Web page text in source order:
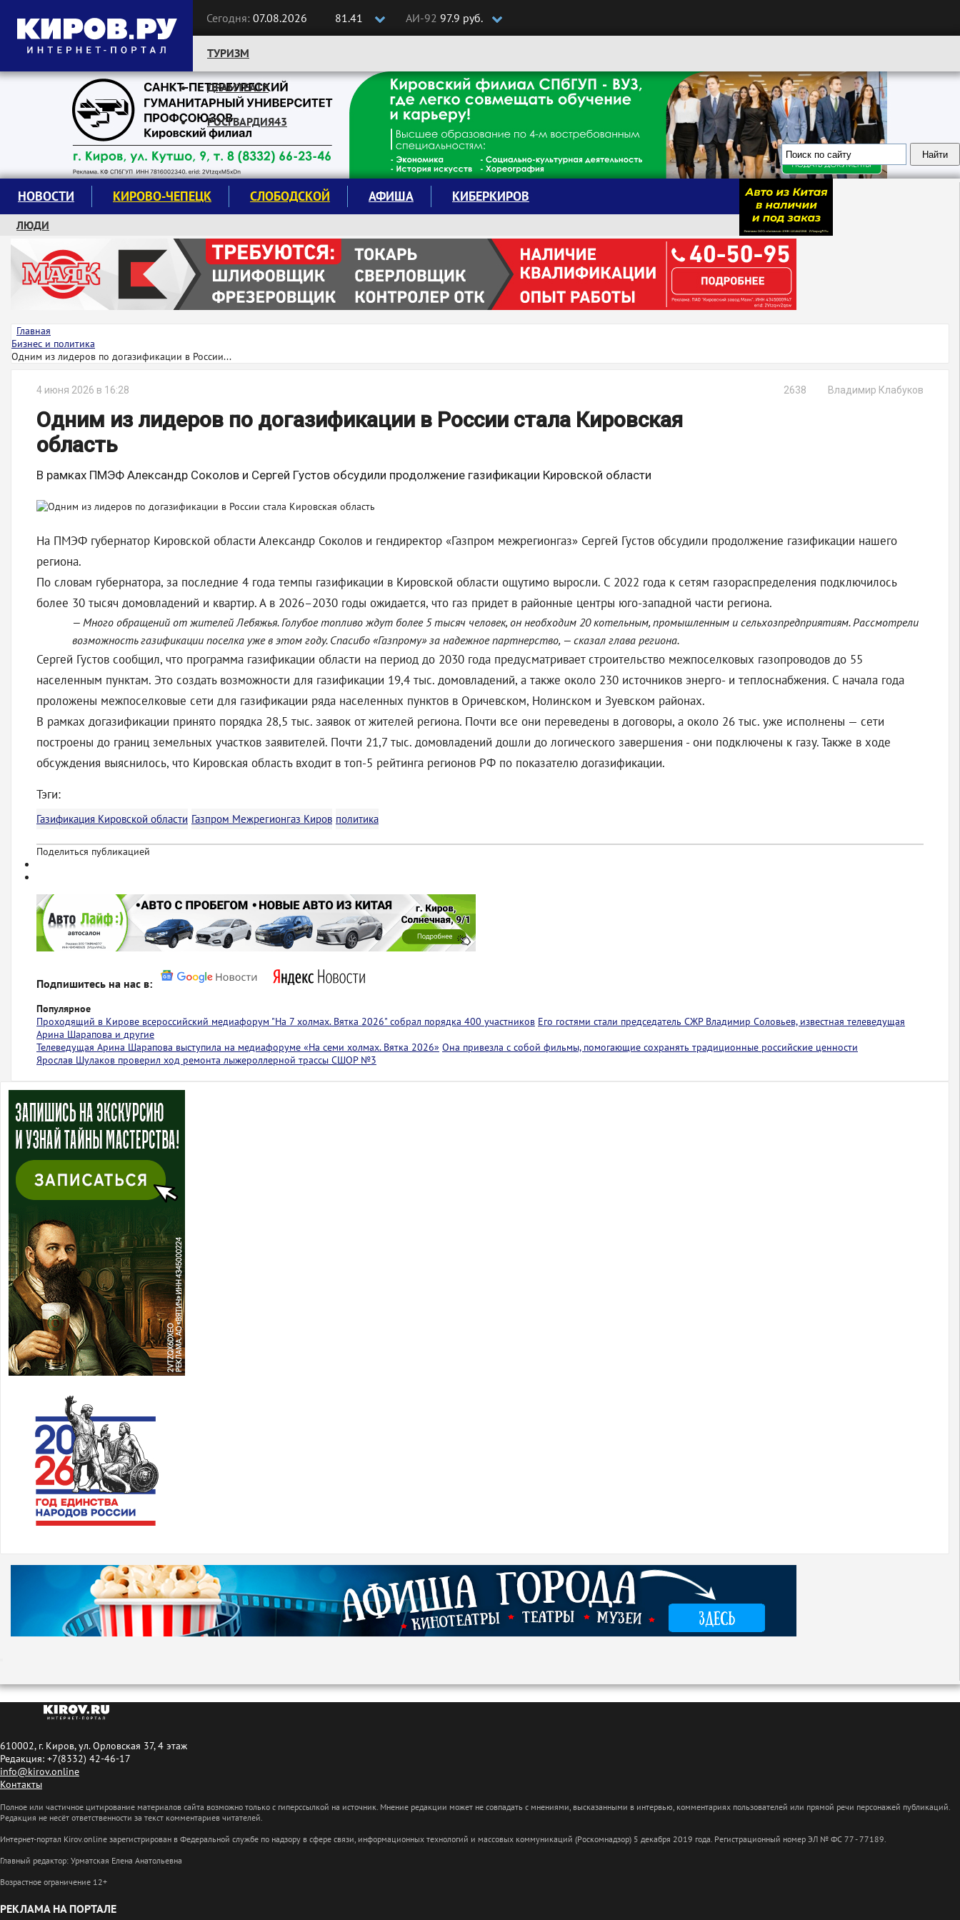
Сегодня: 07.08.2026 81.41 АИ-92 97.9 руб.
Следите за новостями:
ТУРИЗМ
ДРАМТЕАТР
РОСГВАРДИЯ43
НОВОСТИ КИРОВО-ЧЕПЕЦК СЛОБОДСКОЙ АФИША КИБЕРКИРОВ
ЛЮДИ
КРУЖКИ И СЕКЦИИ
ЗАВОДУ "МАЯК" 85 ЛЕТ
ЭКОЛОГИЯ
Главная
Бизнес и политика
Одним из лидеров по догазификации в России...
4 июня 2026 в 16:28 Владимир Клабуков
2638
Одним из лидеров по догазификации в России стала Кировская
область
В рамках ПМЭФ Александр Соколов и Сергей Густов обсудили продолжение газификации Кировской области
На ПМЭФ губернатор Кировской области Александр Соколов и гендиректор «Газпром межрегионгаз» Сергей Густов обсудили продолжение газификации нашего
региона.
По словам губернатора, за последние 4 года темпы газификации в Кировской области ощутимо выросли. С 2022 года к сетям газораспределения подключилось
более 30 тысяч домовладений и квартир. А в 2026–2030 годы ожидается, что газ придет в районные центры юго-западной части региона.
— Много обращений от жителей Лебяжья. Голубое топливо ждут более 5 тысяч человек, он необходим 20 котельным, промышленным и сельхозпредприятиям. Рассмотрели
возможность газификации поселка уже в этом году. Спасибо «Газпрому» за надежное партнерство, — сказал глава региона.
Сергей Густов сообщил, что программа газификации области на период до 2030 года предусматривает строительство межпоселковых газопроводов до 55
населенным пунктам. Это создать возможности для газификации 19,4 тыс. домовладений, а также около 230 источников энерго- и теплоснабжения. С начала года
проложены межпоселковые сети для газификации ряда населенных пунктов в Оричевском, Нолинском и Зуевском районах.
В рамках догазификации принято порядка 28,5 тыс. заявок от жителей региона. Почти все они переведены в договоры, а около 26 тыс. уже исполнены — сети
построены до границ земельных участков заявителей. Почти 21,7 тыс. домовладений дошли до логического завершения - они подключены к газу. Также в ходе
обсуждения выяснилось, что Кировская область входит в топ-5 рейтинга регионов РФ по показателю догазификации.
Тэги:
Газификация Кировской области Газпром Межрегионгаз Киров политика
Поделиться публикацией
Подпишитесь на нас в:
Популярное
Проходящий в Кирове всероссийский медиафорум "На 7 холмах. Вятка 2026" собрал порядка 400 участников Его гостями стали председатель СЖР Владимир Соловьев, известная телеведущая
Арина Шарапова и другие
Телеведущая Арина Шарапова выступила на медиафоруме «На семи холмах. Вятка 2026» Она привезла с собой фильмы, помогающие сохранять традиционные российские ценности
Ярослав Шулаков проверил ход ремонта лыжероллерной трассы СШОР №3
610002, г. Киров, ул. Орловская 37, 4 этаж
Редакция: +7(8332) 42-46-17
info@kirov.online
Контакты
Полное или частичное цитирование материалов сайта возможно только с гиперссылкой на источник. Мнение редакции может не совпадать с мнениями, высказанными в интервью, комментариях пользователей или прямой речи персонажей публикаций.
Редакция не несёт ответственности за текст комментариев читателей.
Интернет-портал Kirov.online зарегистрирован в Федеральной службе по надзору в сфере связи, информационных технологий и массовых коммуникаций (Роскомнадзор) 5 декабря 2019 года. Регистрационный номер ЭЛ № ФС 77 - 77189.
Главный редактор: Урматская Елена Анатольевна
Возрастное ограничение 12+
РЕКЛАМА НА ПОРТАЛЕ